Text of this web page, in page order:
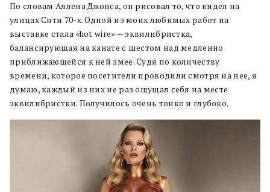
По словам Аллена Джонса, он рисовал то, что видел на
улицах Сити 70-х. Одной из моих любимых работ на
выставке стала «hot wire» — эквилибристка,
балансирующая на канате с шестом над медленно
приближающейся к ней змее. Судя по количеству
времени, которое посетители проводили смотря на нее, я
думаю, каждый из них не раз ощущал себя на месте
эквилибристки. Получилось очень тонко и глубоко.